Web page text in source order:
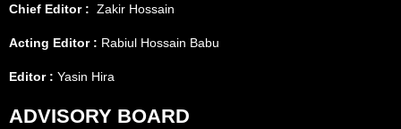
Chief Editor : Zakir Hossain
Acting Editor : Rabiul Hossain Babu
Editor : Yasin Hira
ADVISORY BOARD